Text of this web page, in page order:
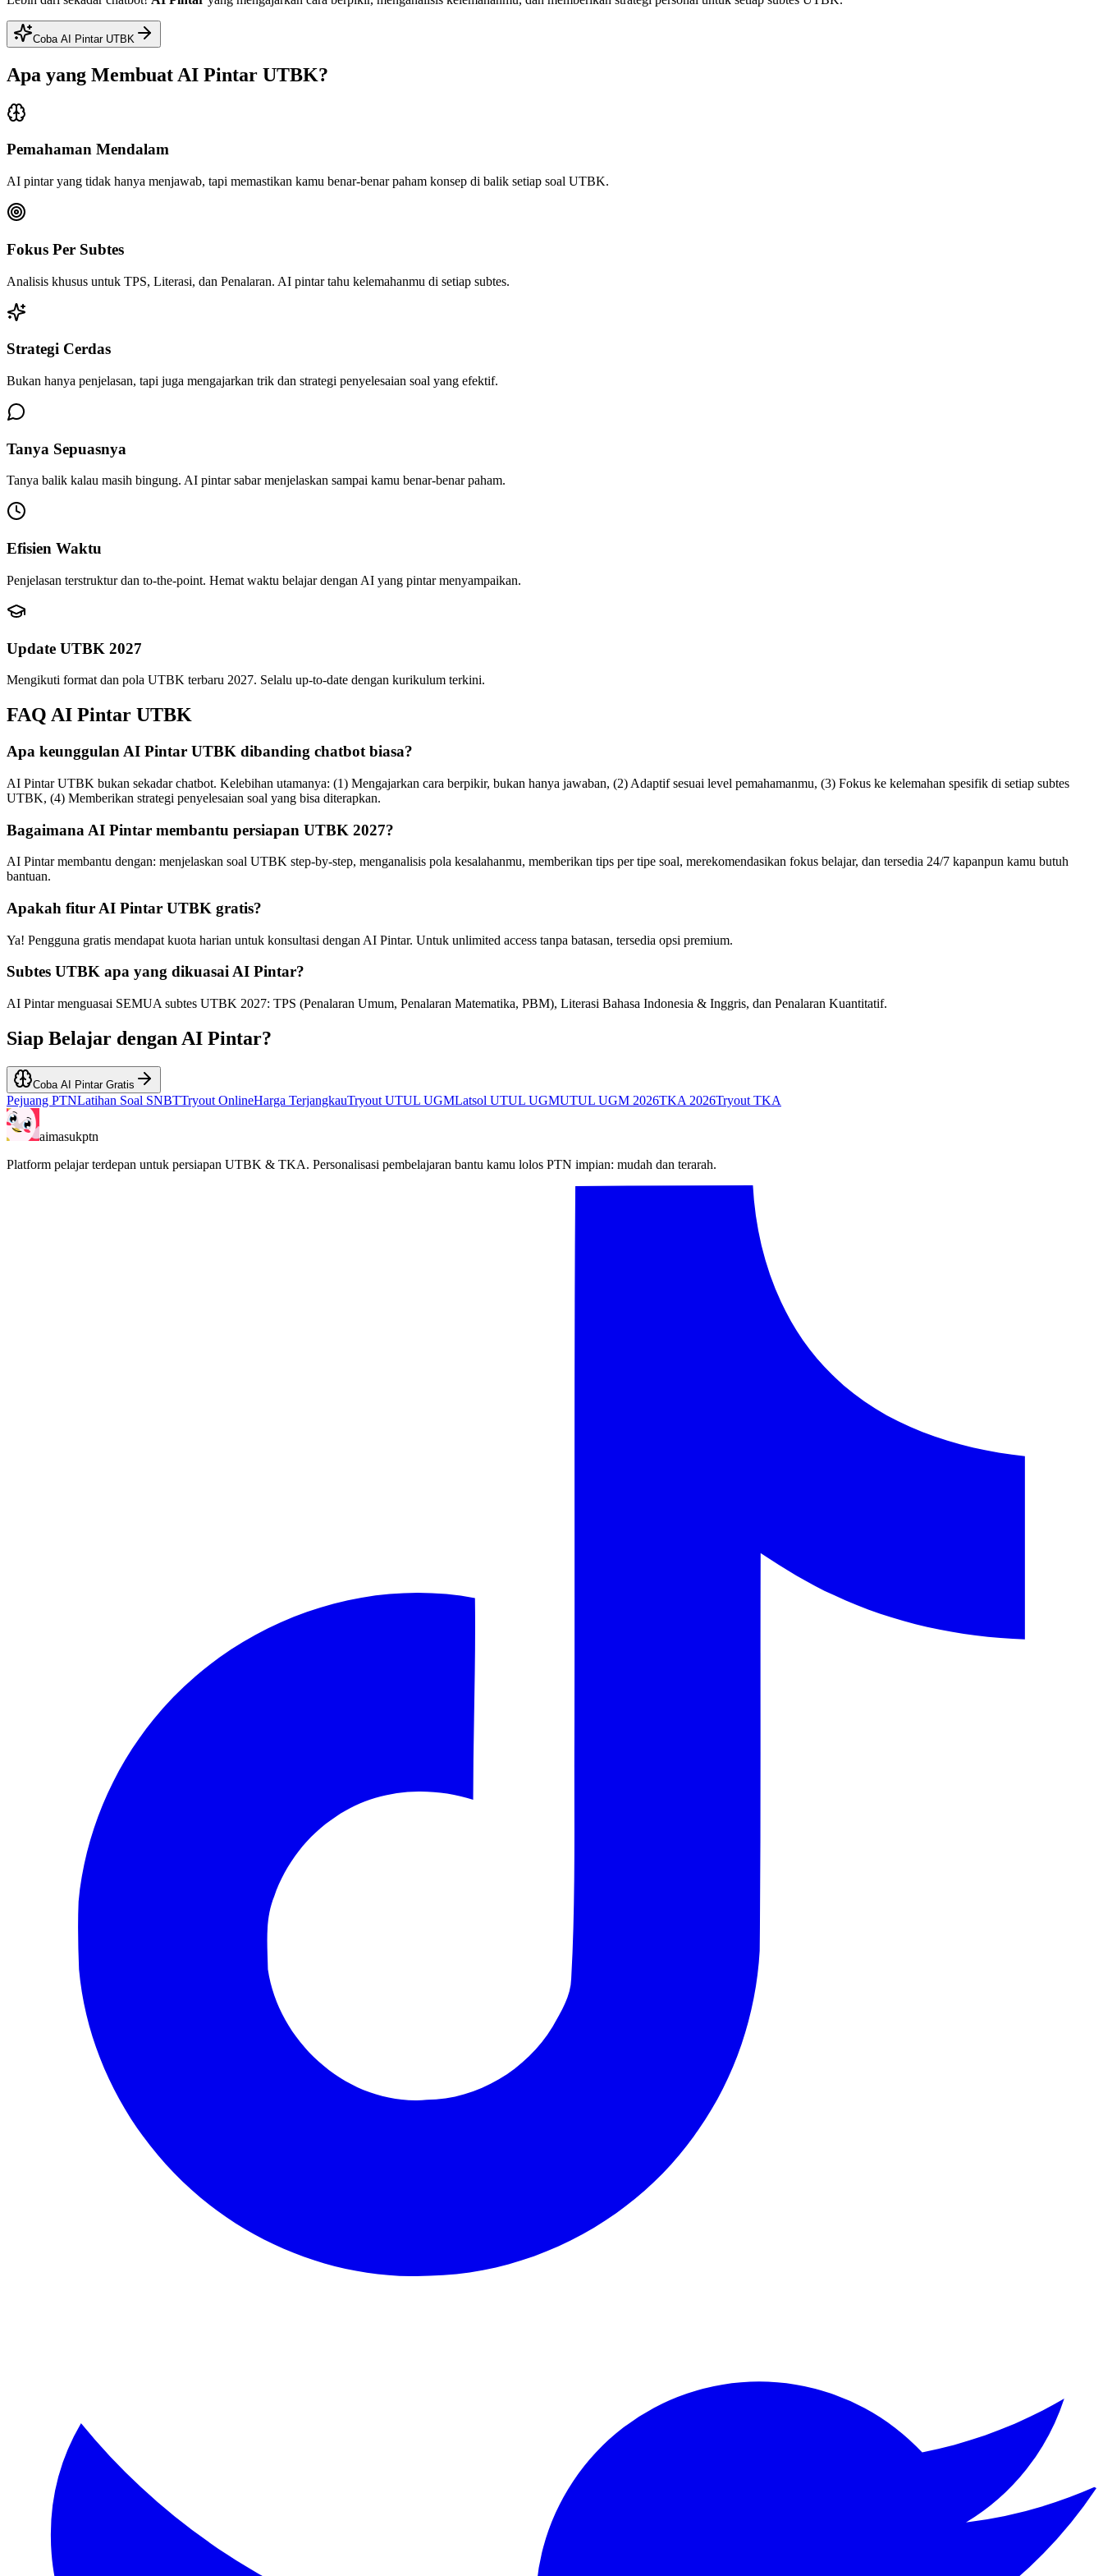
Coba AI Pintar UTBK
Apa yang Membuat AI Pintar UTBK?
Pemahaman Mendalam
AI pintar yang tidak hanya menjawab, tapi memastikan kamu benar-benar paham konsep di balik setiap soal UTBK.
Fokus Per Subtes
Analisis khusus untuk TPS, Literasi, dan Penalaran. AI pintar tahu kelemahanmu di setiap subtes.
Strategi Cerdas
Bukan hanya penjelasan, tapi juga mengajarkan trik dan strategi penyelesaian soal yang efektif.
Tanya Sepuasnya
Tanya balik kalau masih bingung. AI pintar sabar menjelaskan sampai kamu benar-benar paham.
Efisien Waktu
Penjelasan terstruktur dan to-the-point. Hemat waktu belajar dengan AI yang pintar menyampaikan.
Update UTBK 2027
Mengikuti format dan pola UTBK terbaru 2027. Selalu up-to-date dengan kurikulum terkini.
FAQ AI Pintar UTBK
Apa keunggulan AI Pintar UTBK dibanding chatbot biasa?
AI Pintar UTBK bukan sekadar chatbot. Kelebihan utamanya: (1) Mengajarkan cara berpikir, bukan hanya jawaban, (2) Adaptif sesuai level pemahamanmu, (3) Fokus ke kelemahan spesifik di setiap subtes
UTBK, (4) Memberikan strategi penyelesaian soal yang bisa diterapkan.
Bagaimana AI Pintar membantu persiapan UTBK 2027?
AI Pintar membantu dengan: menjelaskan soal UTBK step-by-step, menganalisis pola kesalahanmu, memberikan tips per tipe soal, merekomendasikan fokus belajar, dan tersedia 24/7 kapanpun kamu butuh
bantuan.
Apakah fitur AI Pintar UTBK gratis?
Ya! Pengguna gratis mendapat kuota harian untuk konsultasi dengan AI Pintar. Untuk unlimited access tanpa batasan, tersedia opsi premium.
Subtes UTBK apa yang dikuasai AI Pintar?
AI Pintar menguasai SEMUA subtes UTBK 2027: TPS (Penalaran Umum, Penalaran Matematika, PBM), Literasi Bahasa Indonesia & Inggris, dan Penalaran Kuantitatif.
Siap Belajar dengan AI Pintar?
Coba AI Pintar Gratis
Pejuang PTNLatihan Soal SNBTTryout OnlineHarga TerjangkauTryout UTUL UGMLatsol UTUL UGMUTUL UGM 2026TKA 2026Tryout TKA
aimasukptn
Platform pelajar terdepan untuk persiapan UTBK & TKA. Personalisasi pembelajaran bantu kamu lolos PTN impian: mudah dan terarah.